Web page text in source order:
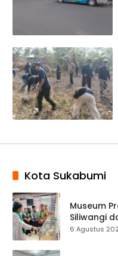
Kota Sukabumi
Museum
Siliwangi
Museum
6 Agustus